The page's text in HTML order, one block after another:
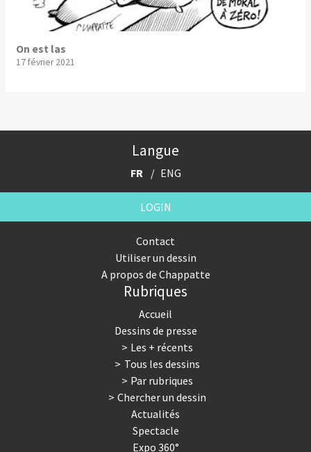
On est las
17 février 2021
Langue
FR ENG
LOGIN
Contact
Utiliser un dessin
A propos de Chappatte
Rubriques
Accueil
Dessins de presse
Les + récents
Tous les dessins
Par rubriques
Chercher un dessin
Actualités
Spectacle
Expo 360°